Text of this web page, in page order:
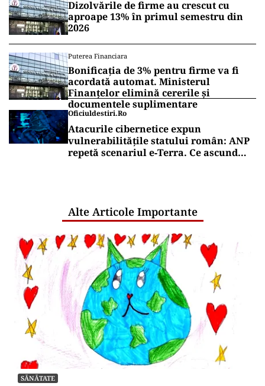
Dizolvările de firme au crescut cu
aproape 13% în primul semestru din
2026
Puterea Financiara
Bonificația de 3% pentru firme va fi
acordată automat. Ministerul
Finanțelor elimină cererile și
documentele suplimentare
Oficiuldestiri.ro
Atacurile cibernetice expun
vulnerabilitățile statului român: ANP
repetă scenariul e‑Terra. Ce ascund
Alte Articole Importante
SĂNĂTATE